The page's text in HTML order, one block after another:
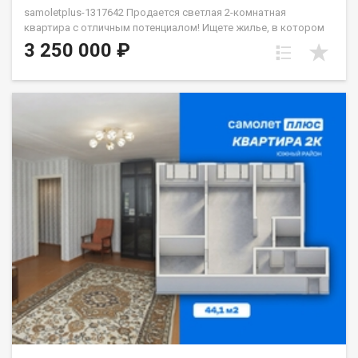
samoletplus-1317642 Продается светлая 2-комнатная
квартира с отличным потенциалом! Ищете жилье, в котором
можно сразу воплотить свои дизайнерские идеи? Это
отличный вариант. Квартира требует косметического
перегородка из ДВП — её можно быстро убрать, объединив
пространство, или же грамотно зонировать. Удобная
особенность: комнаты можно сделать полностью
изолированными, а в пространстве между ними обустроить
вместительную гардеробную или кладовую. Кухня 6 кв.м,
раздельный санузел и уютный балкон. Бонус: установлены
качественные чугунные радиаторы — в квартире всегда будет
тепло. Расположение:Дом находится в районе с развитой
инфраструктурой. Всё необходимое — буквально под рукой:
школа, детские сады (в том числе с бассейном), магазины,
поликлиника, стоматология и почта. Остановка транспорта в
паре минут ходьбы. Подъезд чистый и ухоженный, соседи
спокойные. Юридическая чистота:Один взрослый
собственник, никаких обременений. Материнский капитал не
использовался, документы полностью готовы к сделке.
Готовы показать квартиру в любое удобное для вас время.
3 250 000 ₽